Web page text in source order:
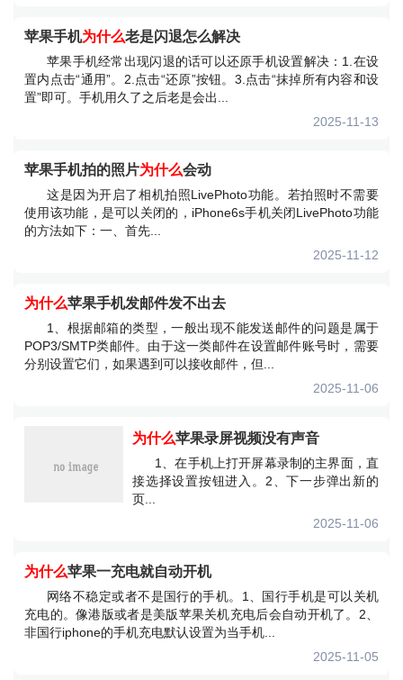
苹果手机为什么老是闪退怎么解决
苹果手机经常出现闪退的话可以还原手机设置解决：1.在设
置内点击“通用”。2.点击“还原”按钮。3.点击“抹掉所有内容和设
置”即可。手机用久了之后老是会出...
2025-11-13
苹果手机拍的照片为什么会动
这是因为开启了相机拍照LivePhoto功能。若拍照时不需要
使用该功能，是可以关闭的，iPhone6s手机关闭LivePhoto功能
的方法如下：一、首先...
2025-11-12
为什么苹果手机发邮件发不出去
1、根据邮箱的类型，一般出现不能发送邮件的问题是属于
POP3/SMTP类邮件。由于这一类邮件在设置邮件账号时，需要
分别设置它们，如果遇到可以接收邮件，但...
2025-11-06
为什么苹果录屏视频没有声音
1、在手机上打开屏幕录制的主界面，直
接选择设置按钮进入。2、下一步弹出新的
页...
2025-11-06
为什么苹果一充电就自动开机
网络不稳定或者不是国行的手机。1、国行手机是可以关机
充电的。像港版或者是美版苹果关机充电后会自动开机了。2、
非国行iphone的手机充电默认设置为当手机...
2025-11-05